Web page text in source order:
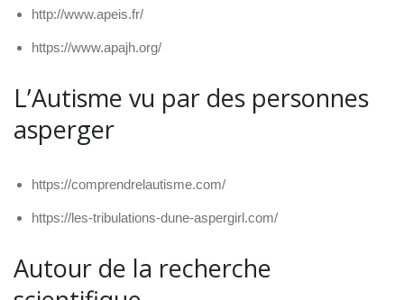
http://www.apeis.fr/
https://www.apajh.org/
L’Autisme vu par des personnes
asperger
https://comprendrelautisme.com/
https://les-tribulations-dune-aspergirl.com/
Autour de la recherche